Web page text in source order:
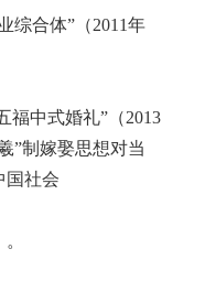
综合体”（2011年
福中式婚礼”（2013
”制嫁娶思想对当
国社会